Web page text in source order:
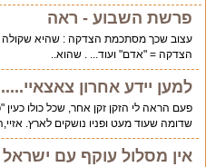
פרשת השבוע - ראה
עצוב שכך מסתכמת הצדקה : שהיא שקולה
הצדקה = "אדם" ועוד... . שהוא..
למען יידע אחרון צאצאיי.....
פעם הראה לי הזקן זקן אחר, שכל כולו כעין
שדומה שעוד מעט ופניו נושקים לארץ. אזיי,הו..
אין מסלול עוקף עם ישראל